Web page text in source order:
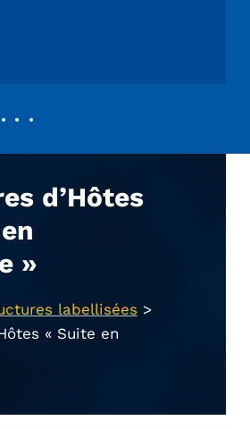
d’Hôtes
»
labellisées >
« Suite en